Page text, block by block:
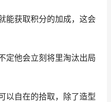
能获取积分的加成，这会
定他会立刻将里淘汰出局
以自在的拾取，除了造型